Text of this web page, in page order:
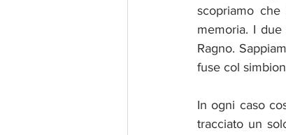
scopriamo
memoria. I
Ragno.
fuse col
In ogni caso
tracciato un